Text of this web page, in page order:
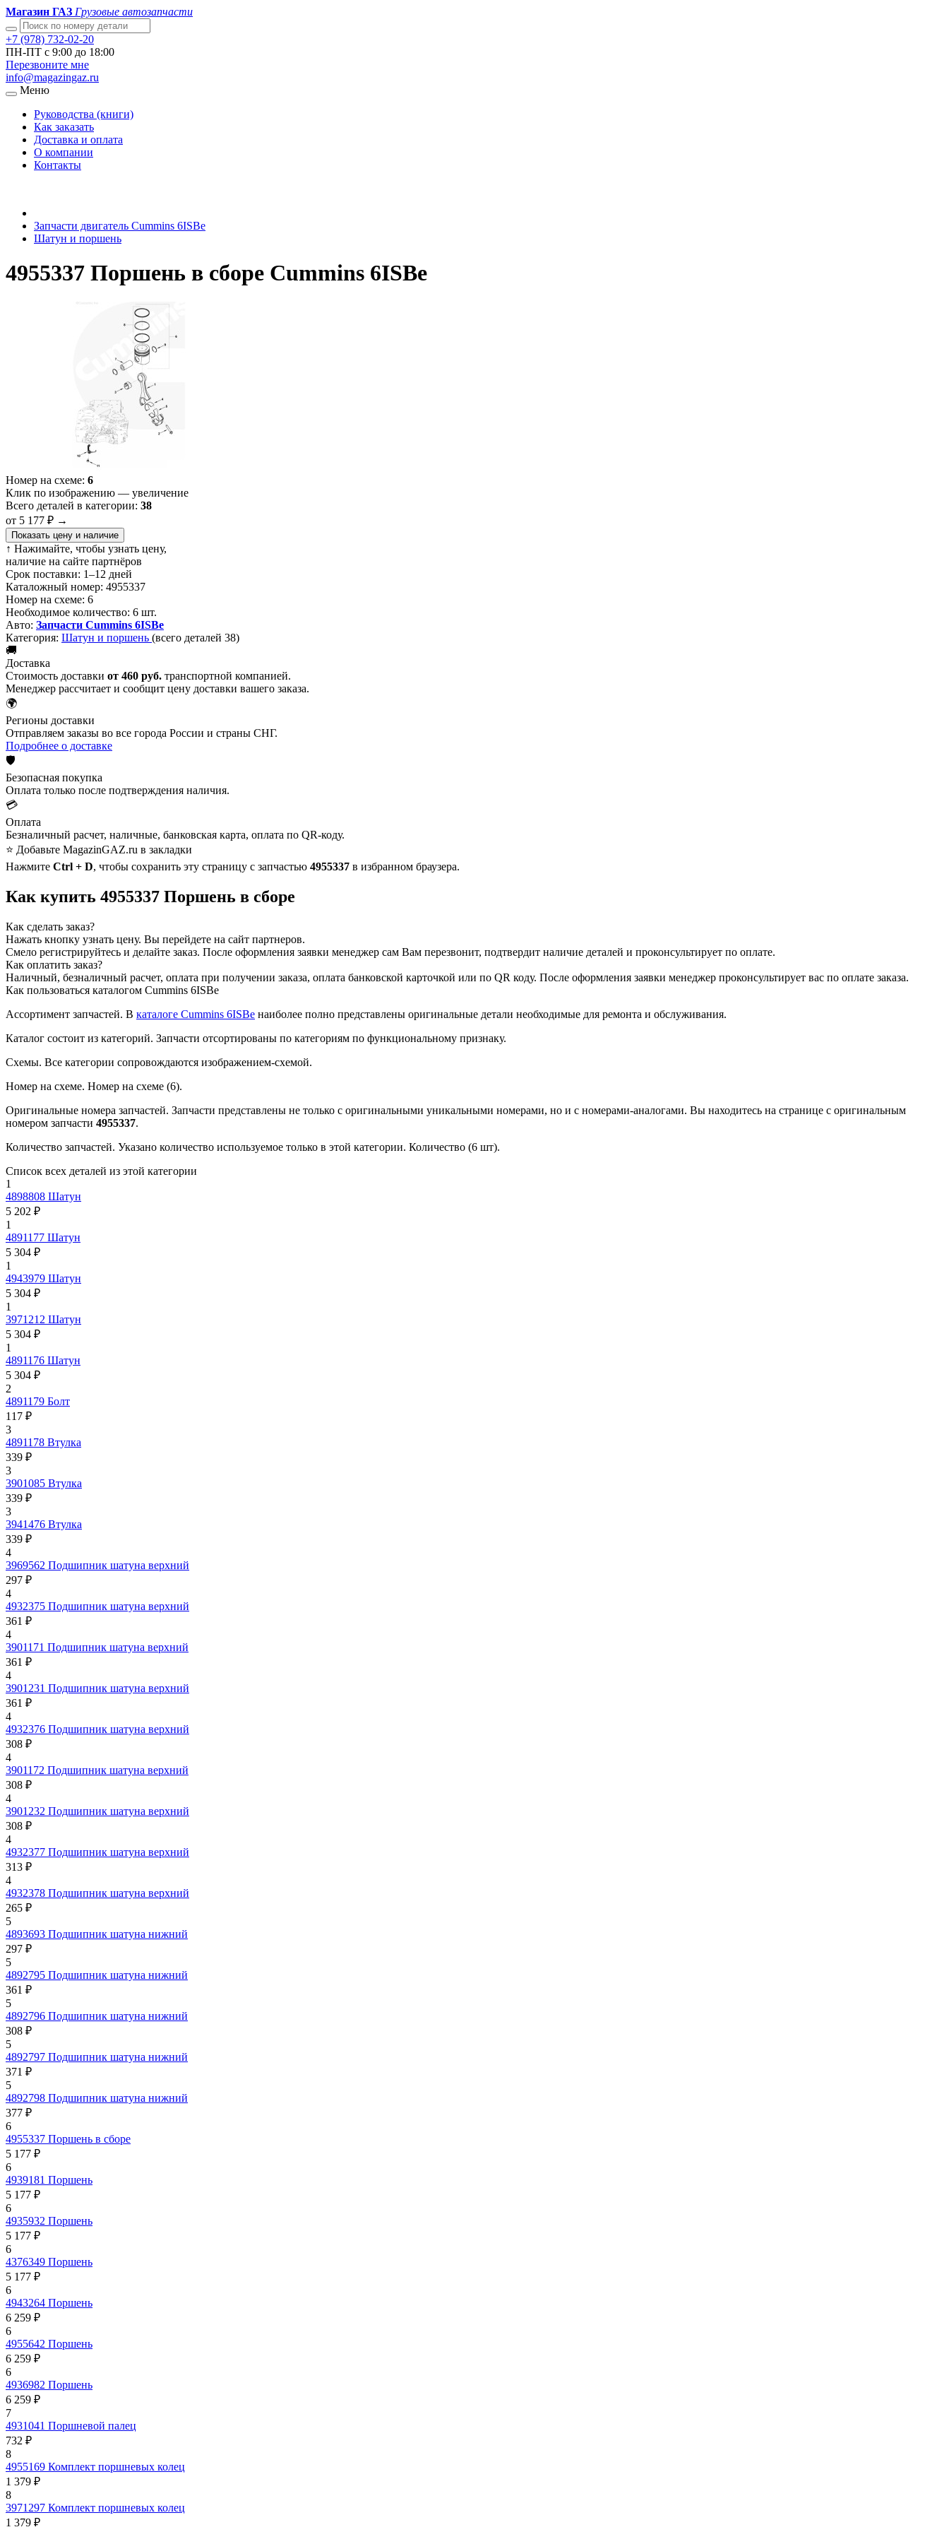
Магазин ГАЗ Грузовые автозапчасти
+7 (978) 732-02-20
ПН-ПТ с 9:00 до 18:00
Перезвоните мне
info@magazingaz.ru
Меню
Руководства (книги)
Как заказать
Доставка и оплата
О компании
Контакты
Запчасти двигатель Cummins 6ISBe
Шатун и поршень
4955337 Поршень в сборе Cummins 6ISBe
Номер на схеме: 6
Клик по изображению — увеличение
Всего деталей в категории: 38
от 5 177 ₽ →
Показать цену и наличие
↑ Нажимайте, чтобы узнать цену,
наличие на сайте партнёров
Срок поставки: 1–12 дней
Каталожный номер: 4955337
Номер на схеме: 6
Необходимое количество: 6 шт.
Авто: Запчасти Cummins 6ISBe
Категория: Шатун и поршень (всего деталей 38)
🚚
Доставка
Стоимость доставки от 460 руб. транспортной компанией.
Менеджер рассчитает и сообщит цену доставки вашего заказа.
🌍
Регионы доставки
Отправляем заказы во все города России и страны СНГ.
Подробнее о доставке
🛡️
Безопасная покупка
Оплата только после подтверждения наличия.
💳
Оплата
Безналичный расчет, наличные, банковская карта, оплата по QR-коду.
⭐ Добавьте MagazinGAZ.ru в закладки
Нажмите Ctrl + D, чтобы сохранить эту страницу с запчастью 4955337 в избранном браузера.
Как купить 4955337 Поршень в сборе
Как сделать заказ?
Нажать кнопку узнать цену. Вы перейдете на сайт партнеров.
Смело регистрируйтесь и делайте заказ. После оформления заявки менеджер сам Вам перезвонит, подтвердит наличие деталей и проконсультирует по оплате.
Как оплатить заказ?
Наличный, безналичный расчет, оплата при получении заказа, оплата банковской карточкой или по QR коду. После оформления заявки менеджер проконсультирует вас по оплате заказа.
Как пользоваться каталогом Cummins 6ISBe
Ассортимент запчастей. В каталоге Cummins 6ISBe наиболее полно представлены оригинальные детали необходимые для ремонта и обслуживания.
Каталог состоит из категорий. Запчасти отсортированы по категориям по функциональному признаку.
Схемы. Все категории сопровождаются изображением-схемой.
Номер на схеме. Номер на схеме (6).
Оригинальные номера запчастей. Запчасти представлены не только с оригинальными уникальными номерами, но и с номерами-аналогами. Вы находитесь на странице с оригинальным
номером запчасти 4955337.
Количество запчастей. Указано количество используемое только в этой категории. Количество (6 шт).
Список всех деталей из этой категории
1
4898808 Шатун
5 202 ₽
1
4891177 Шатун
5 304 ₽
1
4943979 Шатун
5 304 ₽
1
3971212 Шатун
5 304 ₽
1
4891176 Шатун
5 304 ₽
2
4891179 Болт
117 ₽
3
4891178 Втулка
339 ₽
3
3901085 Втулка
339 ₽
3
3941476 Втулка
339 ₽
4
3969562 Подшипник шатуна верхний
297 ₽
4
4932375 Подшипник шатуна верхний
361 ₽
4
3901171 Подшипник шатуна верхний
361 ₽
4
3901231 Подшипник шатуна верхний
361 ₽
4
4932376 Подшипник шатуна верхний
308 ₽
4
3901172 Подшипник шатуна верхний
308 ₽
4
3901232 Подшипник шатуна верхний
308 ₽
4
4932377 Подшипник шатуна верхний
313 ₽
4
4932378 Подшипник шатуна верхний
265 ₽
5
4893693 Подшипник шатуна нижний
297 ₽
5
4892795 Подшипник шатуна нижний
361 ₽
5
4892796 Подшипник шатуна нижний
308 ₽
5
4892797 Подшипник шатуна нижний
371 ₽
5
4892798 Подшипник шатуна нижний
377 ₽
6
4955337 Поршень в сборе
5 177 ₽
6
4939181 Поршень
5 177 ₽
6
4935932 Поршень
5 177 ₽
6
4376349 Поршень
5 177 ₽
6
4943264 Поршень
6 259 ₽
6
4955642 Поршень
6 259 ₽
6
4936982 Поршень
6 259 ₽
7
4931041 Поршневой палец
732 ₽
8
4955169 Комплект поршневых колец
1 379 ₽
8
3971297 Комплект поршневых колец
1 379 ₽